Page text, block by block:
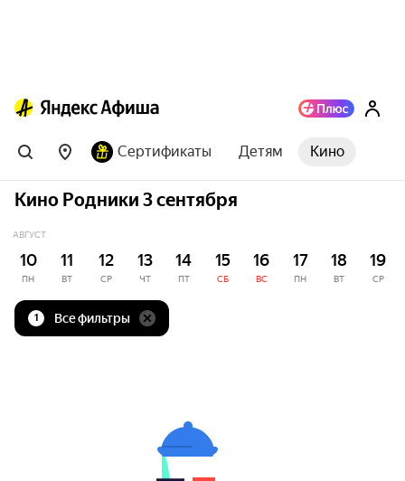
Сертификаты Детям Кино
Кино Родники 3 сентября
АВГУСТ
10
ПН
11
ВТ
12
СР
13
ЧТ
14
ПТ
15
СБ
16
ВС
17
ПН
18
ВТ
19
СР
1 Все фильтры